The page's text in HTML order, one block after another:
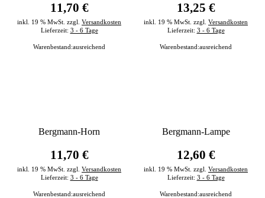
11,70 €
inkl. 19 % MwSt. zzgl. Versandkosten
Lieferzeit: 3 - 6 Tage
Warenbestand:ausreichend
13,25 €
inkl. 19 % MwSt. zzgl. Versandkosten
Lieferzeit: 3 - 6 Tage
Warenbestand:ausreichend
Bergmann-Horn
11,70 €
inkl. 19 % MwSt. zzgl. Versandkosten
Lieferzeit: 3 - 6 Tage
Warenbestand:ausreichend
Bergmann-Lampe
12,60 €
inkl. 19 % MwSt. zzgl. Versandkosten
Lieferzeit: 3 - 6 Tage
Warenbestand:ausreichend